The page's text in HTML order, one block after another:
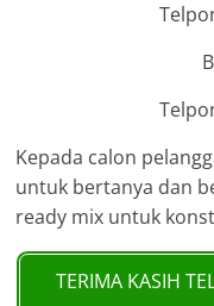
Kepada calon
untuk bertanya dan
ready mix untuk
TERIMA KASIH